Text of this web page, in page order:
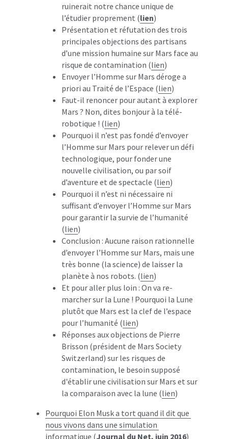
ruinerait notre chance unique de
l’étudier proprement (lien)
Présentation et réfutation des trois
principales objections des partisans
d’une mission humaine sur Mars face au
risque de contamination (lien)
Envoyer l’Homme sur Mars déroge a
priori au Traité de l’Espace (lien)
Faut-il renoncer pour autant à explorer
Mars ? Non, dites bonjour à la télé-
robotique ! (lien)
Pourquoi il n’est pas fondé d’envoyer
l’Homme sur Mars pour relever un défi
technologique, pour fonder une
nouvelle civilisation, ou par soif
d’aventure et de spectacle (lien)
Pourquoi il n’est ni nécessaire ni
suffisant d’envoyer l’Homme sur Mars
pour garantir la survie de l’humanité
(lien)
Conclusion : Aucune raison rationnelle
d’envoyer l’Homme sur Mars, mais une
très bonne (la science) de laisser la
planète à nos robots. (lien)
Et pour aller plus loin : On va re-
marcher sur la Lune ! Pourquoi la Lune
plutôt que Mars est la clef de l’espace
pour l’humanité (lien)
Réponses aux objections de Pierre
Brisson (président de Mars Society
Switzerland) sur les risques de
contamination, le besoin supposé
d'établir une civilisation sur Mars et sur
la comparaison avec la lune (lien)
Pourquoi Elon Musk a tort quand il dit que
nous vivons dans une simulation
informatique (Journal du Net, juin 2016)